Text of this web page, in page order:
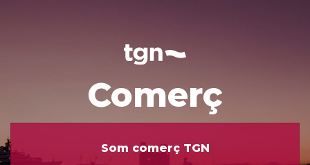
Comerç
Som comerç TGN